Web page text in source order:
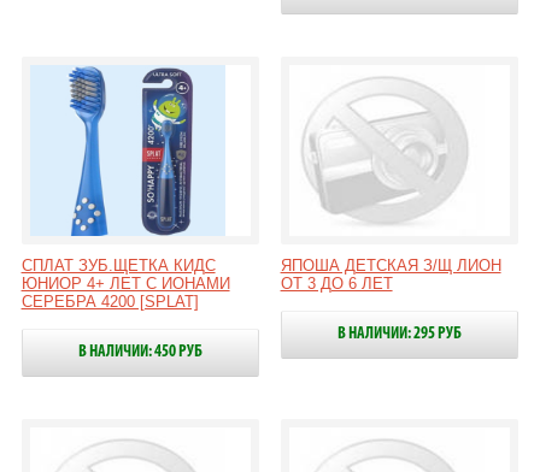
СПЛАТ ЗУБ.ЩЕТКА КИДС
ЮНИОР 4+ ЛЕТ С ИОНАМИ
СЕРЕБРА 4200 [SPLAT]
В НАЛИЧИИ: 450 РУБ
ЯПОША ДЕТСКАЯ З/Щ ЛИОН
ОТ 3 ДО 6 ЛЕТ
В НАЛИЧИИ: 295 РУБ